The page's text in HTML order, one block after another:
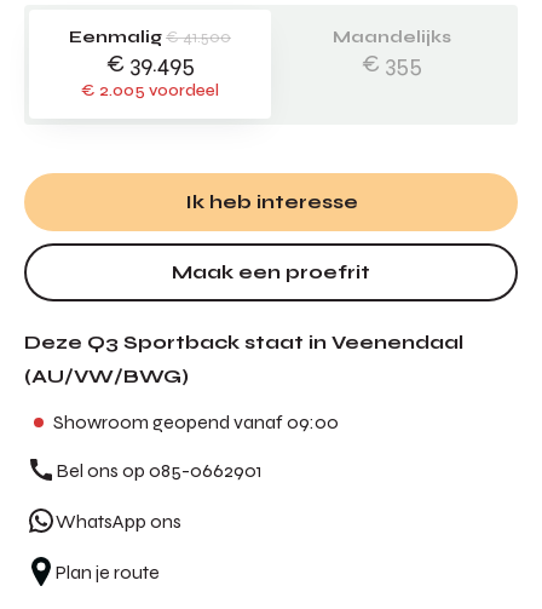
Eenmalig€ 41.500
€ 39.495
€ 2.005 voordeel
Maandelijks
€ 355
Ik heb interesse
Maak een proefrit
Deze Q3 Sportback staat in Veenendaal
(AU/VW/BWG)
Showroom geopend vanaf 09:00
Bel ons op 085-0662901
WhatsApp ons
Plan je route